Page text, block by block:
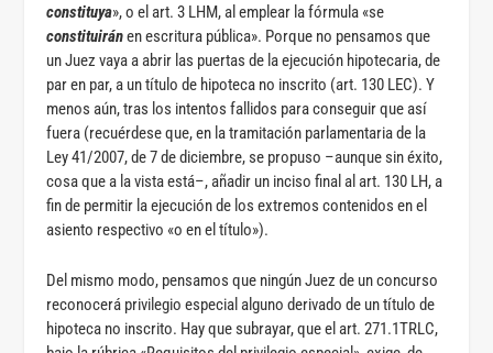
constituya», o el art. 3 LHM, al emplear la fórmula «se
constituiránen escritura pública». Porque no pensamos que
un Juez vaya a abrir las puertas de la ejecución hipotecaria, de
par en par, a un título de hipoteca no inscrito (art. 130 LEC). Y
menos aún, tras los intentos fallidos para conseguir que así
fuera (recuérdese que, en la tramitación parlamentaria de la
Ley 41/2007, de 7 de diciembre, se propuso –aunque sin éxito,
cosa que a la vista está–, añadir un inciso final al art. 130 LH, a
fin de permitir la ejecución de los extremos contenidos en el
asiento respectivo «o en el título»).
Del mismo modo, pensamos que ningún Juez de un concurso
reconocerá privilegio especial alguno derivado de un título de
hipoteca no inscrito. Hay que subrayar, que el art. 271.1TRLC,